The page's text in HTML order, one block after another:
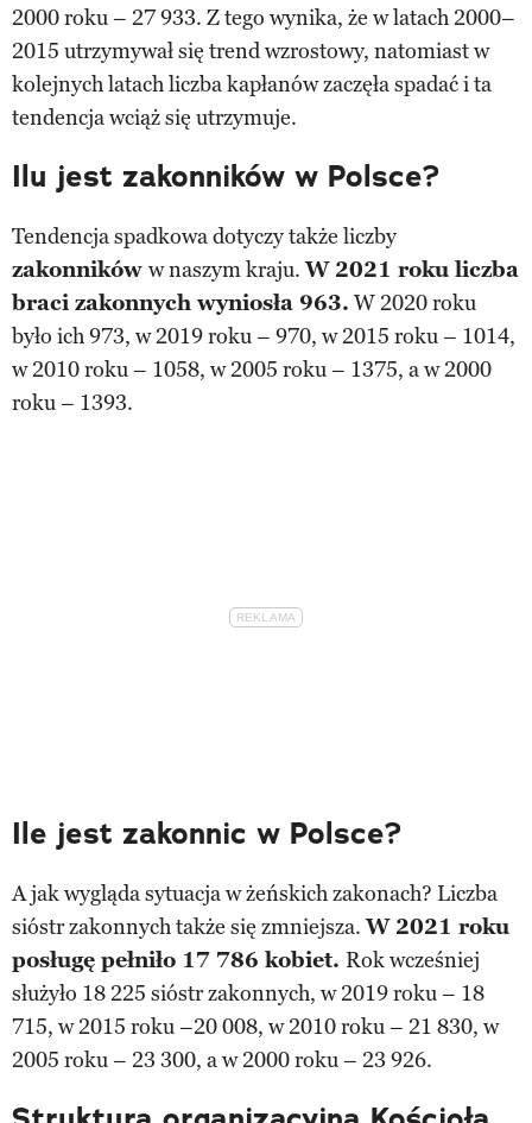
2000 roku – 27 933. Z tego wynika, że w latach 2000–
2015 utrzymywał się trend wzrostowy, natomiast w
kolejnych latach liczba kapłanów zaczęła spadać i ta
tendencja wciąż się utrzymuje.
Ilu jest zakonników w Polsce?
Tendencja spadkowa dotyczy także liczby
zakonników w naszym kraju.W 2021 roku liczba
braci zakonnych wyniosła 963. W 2020 roku
było ich 973, w 2019 roku – 970, w 2015 roku – 1014,
w 2010 roku – 1058, w 2005 roku – 1375, a w 2000
roku – 1393.
Ile jest zakonnic w Polsce?
A jak wygląda sytuacja w żeńskich zakonach? Liczba
sióstr zakonnych także się zmniejsza.W 2021 roku
posługę pełniło 17 786 kobiet. Rok wcześniej
służyło 18 225 sióstr zakonnych, w 2019 roku – 18
715, w 2015 roku –20 008, w 2010 roku – 21 830, w
2005 roku – 23 300, a w 2000 roku – 23 926.